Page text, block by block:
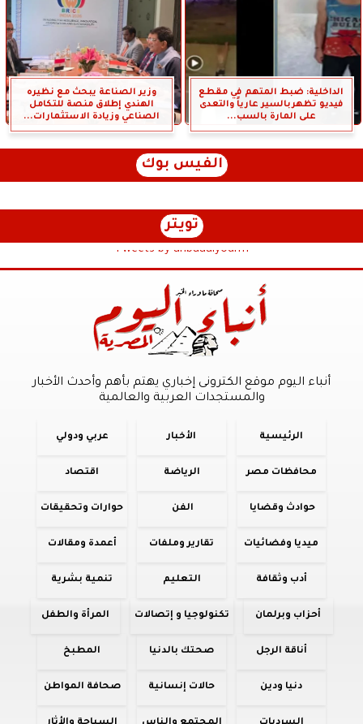
الداخلية: ضبط المتهم في مقطع
فيديو تظهربالسير عارياً والتعدى
على المارة بالسب...
وزير الصناعة يبحث مع نظيره
الهندي إطلاق منصة للتكامل
الصناعي وزيادة الاستثمارات...
الفيس بوك
تويتر
Tweets by anbaaalyoum1
أنباء اليوم موقع الكترونى إخباري يهتم بأهم وأحدث الأخبار
والمستجدات العربية والعالمية
الرئيسية الأخبار عربي ودولي
محافظات مصر الرياضة اقتصاد
حوادث وقضايا الفن حوارات وتحقيقات
ميديا وفضائيات تقارير وملفات أعمدة ومقالات
أدب وثقافة التعليم تنمية بشرية
أحزاب وبرلمان تكنولوجيا و إتصالات المرأة والطفل
أناقة الرجل صحتك بالدنيا المطبخ
دنيا ودين حالات إنسانية صحافة المواطن